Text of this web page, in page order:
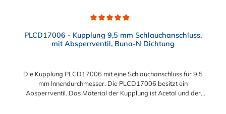
PLCD17006 - Kupplung 9,5 mm Schlauchanschluss,
mit Absperrventil, Buna-N Dichtung
Die Kupplung PLCD17006 mit eine Schlauchanschluss für 9,5
mm Innendurchmesser. Die PLCD17006 besitzt ein
Absperrventil. Das Material der Kupplung ist Acetal und der